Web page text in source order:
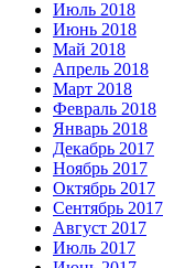
Июль 2018
Июнь 2018
Май 2018
Апрель 2018
Март 2018
Февраль 2018
Январь 2018
Декабрь 2017
Ноябрь 2017
Октябрь 2017
Сентябрь 2017
Август 2017
Июль 2017